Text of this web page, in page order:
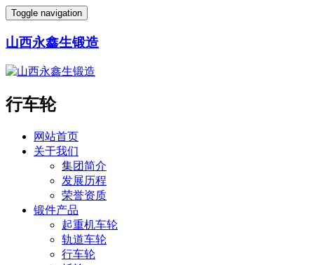
Toggle navigation
山西永鑫生锻造
行车轮
网站首页
关于我们
集团简介
发展历程
荣誉资质
锻件产品
起重机车轮
轨道车轮
行车轮